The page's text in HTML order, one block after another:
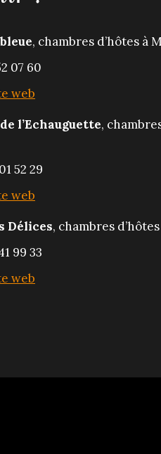
, chambres d’hôtes à
07 60
web
l’Echauguette,
52 29
web
Délices, chambres
99 33
web